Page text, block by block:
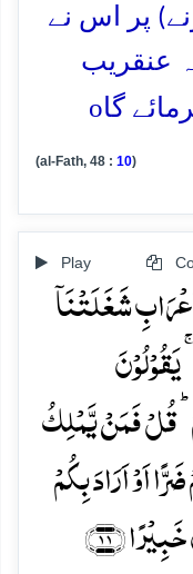
پر اس نے
عنقریب
گاo
(al-Fath, 48 : 10)
Play
شَغَلَتۡنَاۤ
قُلۡ فَمَنۡ یَّمۡلِکُ
اَوۡ اَرَادَ بِکُمۡ
﴿۱۱﴾